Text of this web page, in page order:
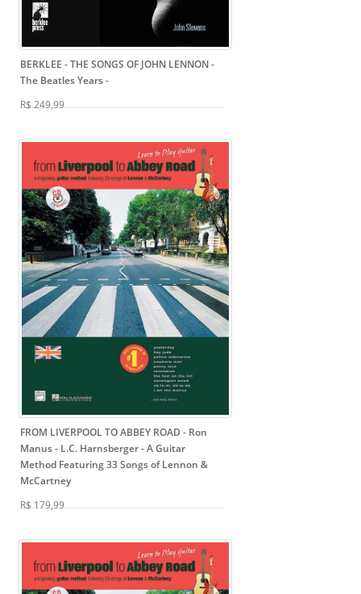
BERKLEE - THE SONGS OF JOHN LENNON -
The Beatles Years-
R$ 249,99
FROM LIVERPOOL TO ABBEY ROAD - Ron
Manus - L.C. Harnsberger- A Guitar
Method Featuring 33 Songs of Lennon &
McCartney
R$ 179,99